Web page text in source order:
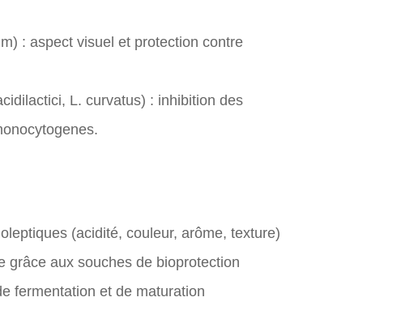
: aspect visuel et protection contre
L. curvatus) : inhibition des
(acidité, couleur, arôme, texture)
grâce aux souches de bioprotection
fermentation et de maturation